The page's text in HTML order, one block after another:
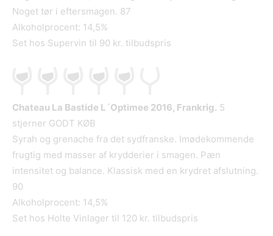
Noget tør i eftersmagen. 87
Alkoholprocent: 14,5%
Set hos Supervin til 90 kr. tilbudspris
Chateau La Bastide L´Optimee 2016, Frankrig. 5
stjerner GODT KØB
Syrah og grenache fra det sydfranske. Imødekommende
frugtig med masser af krydderier i smagen. Pæn
intensitet og balance. Klassisk med en krydret afslutning.
90
Alkoholprocent: 14,5%
Set hos Holte Vinlager til 120 kr. tilbudspris